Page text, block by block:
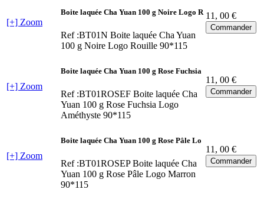
[+] Zoom
Boite laquée Cha Yuan 100 g Noire Logo R
Ref :BT01N Boite laquée Cha Yuan
100 g Noire Logo Rouille 90*115
11, 00 €
[+] Zoom
Boite laquée Cha Yuan 100 g Rose Fuchsia
Ref :BT01ROSEF Boite laquée Cha
Yuan 100 g Rose Fuchsia Logo
Améthyste 90*115
11, 00 €
[+] Zoom
Boite laquée Cha Yuan 100 g Rose Pâle Lo
Ref :BT01ROSEP Boite laquée Cha
Yuan 100 g Rose Pâle Logo Marron
90*115
11, 00 €